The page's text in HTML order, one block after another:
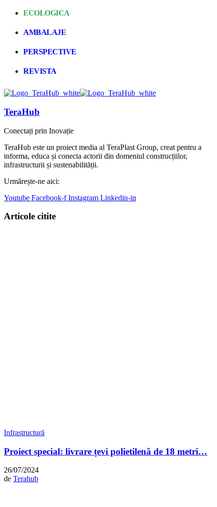
ECOLOGICA
AMBALAJE
PERSPECTIVE
REVISTA
TeraHub
Conectați prin Inovație
TeraHub este un proiect media al TeraPlast Group, creat pentru a
informa, educa și conecta actorii din domeniul construcțiilor,
infrastructurii și sustenabilității.
Urmărește-ne aici:
Youtube Facebook-f Instagram Linkedin-in
Articole citite
Infrastructură
Proiect special: livrare țevi polietilenă de 18 metri…
26/07/2024
de Terahub